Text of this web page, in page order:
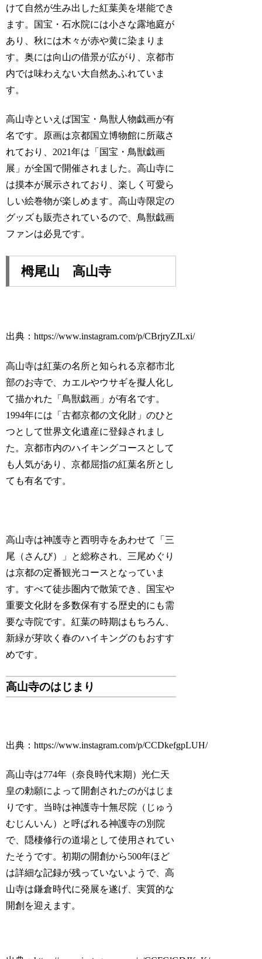
けて自然が生み出した紅葉美を堪能でき
ます。国宝・石水院には小さな露地庭が
あり、秋には木々が赤や黄に染まりま
す。奥には向山の借景が広がり、京都市
内では味わえない大自然あふれていま
す。
高山寺といえば国宝・鳥獣人物戯画が有
名です。原画は京都国立博物館に所蔵さ
れており、2021年は「国宝・鳥獣戯画
展」が全国で開催されました。高山寺に
は摸本が展示されており、楽しく可愛ら
しい絵巻物が楽しめます。高山寺限定の
グッズも販売されているので、鳥獣戯画
ファンは必見です。
栂尾山 高山寺
出典：https://www.instagram.com/p/CBrjryZJLxi/
高山寺は紅葉の名所と知られる京都市北
部のお寺で、カエルやウサギを擬人化し
て描かれた「鳥獣戯画」が有名です。
1994年には「古都京都の文化財」のひと
つとして世界文化遺産に登録されまし
た。京都市内のハイキングコースとして
も人気があり、京都屈指の紅葉名所とし
ても有名です。
高山寺は神護寺と西明寺をあわせて「三
尾（さんび）」と総称され、三尾めぐり
は京都の定番観光コースとなっていま
す。すべて徒歩圏内で散策でき、国宝や
重要文化財を多数保有する歴史的にも需
要な寺院です。紅葉の時期はもちろん、
新緑が芽吹く春のハイキングのもおすす
めです。
高山寺のはじまり
出典：https://www.instagram.com/p/CCDkefgpLUH/
高山寺は774年（奈良時代末期）光仁天
皇の勅願によって開創されたのがはじま
りです。当時は神護寺十無尽院（じゅう
むじんいん）と呼ばれる神護寺の別院
で、隠棲修行の道場として使用されてい
たそうです。初期の開創から500年ほど
は詳細な記録が残っていないようで、高
山寺は鎌倉時代に発展を遂げ、実質的な
開創を迎えます。